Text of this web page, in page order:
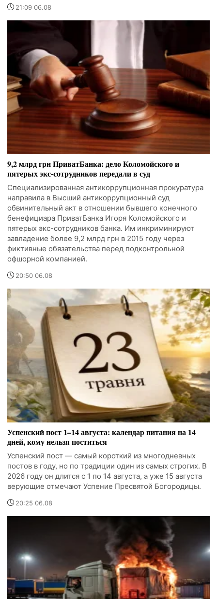
21:09 06.08
9,2 млрд грн ПриватБанка: дело Коломойского и
пятерых экс-сотрудников передали в суд
Специализированная антикоррупционная прокуратура
направила в Высший антикоррупционный суд
обвинительный акт в отношении бывшего конечного
бенефициара ПриватБанка Игоря Коломойского и
пятерых экс-сотрудников банка. Им инкриминируют
завладение более 9,2 млрд грн в 2015 году через
фиктивные обязательства перед подконтрольной
офшорной компанией.
20:50 06.08
Успенский пост 1–14 августа: календар питания на 14
дней, кому нельзя поститься
Успенский пост — самый короткий из многодневных
постов в году, но по традиции один из самых строгих. В
2026 году он длится с 1 по 14 августа, а уже 15 августа
верующие отмечают Успение Пресвятой Богородицы.
20:25 06.08